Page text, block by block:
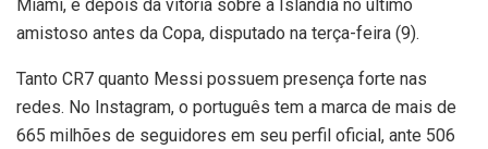
Miami, e depois da vitória sobre a Islândia no último
amistoso antes da Copa, disputado na terça-feira (9).
Tanto CR7 quanto Messi possuem presença forte nas
redes. No Instagram, o português tem a marca de mais de
665 milhões de seguidores em seu perfil oficial, ante 506